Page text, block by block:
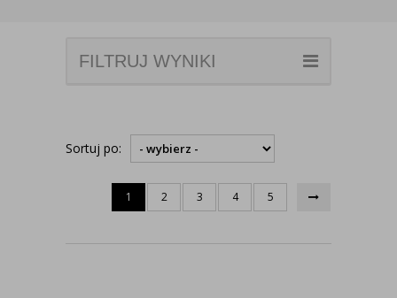
FILTRUJ WYNIKI
Sortuj po:
1 2 3 4 5